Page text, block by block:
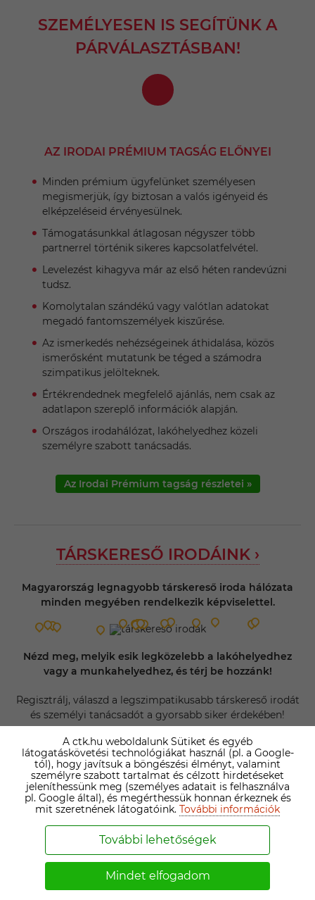
SZEMÉLYESEN IS SEGÍTÜNK A
PÁRVÁLASZTÁSBAN!
AZ IRODAI PRÉMIUM TAGSÁG ELŐNYEI
Minden prémium ügyfelünket személyesen
megismerjük, így biztosan a valós igényeid és
elképzeléseid érvényesülnek.
Támogatásunkkal átlagosan négyszer több
partnerrel történik sikeres kapcsolatfelvétel.
Levelezést kihagyva már az első héten randevúzni
tudsz.
Komolytalan szándékú vagy valótlan adatokat
megadó fantomszemélyek kiszűrése.
Az ismerkedés nehézségeinek áthidalása, közös
ismerősként mutatunk be téged a számodra
szimpatikus jelölteknek.
Értékrendednek megfelelő ajánlás, nem csak az
adatlapon szereplő információk alapján.
Országos irodahálózat, lakóhelyedhez közeli
személyre szabott tanácsadás.
Az Irodai Prémium tagság részletei »
TÁRSKERESŐ IRODÁINK ›
Magyarország legnagyobb társkereső iroda hálózata
minden megyében rendelkezik képviselettel.
Nézd meg, melyik esik legközelebb a lakóhelyedhez
vagy a munkahelyedhez, és térj be hozzánk!
Regisztrálj, válaszd a legszimpatikusabb társkereső irodát
és személyi tanácsadót a gyorsabb siker érdekében!
Kattints ide! ›
TEMATIKUS TÁRSKERESŐK
Keresztény társkereső
Diplomás társkereső
A ctk.hu weboldalunk Sütiket és egyéb
látogatáskövetési technológiákat használ (pl. a Google-
tól), hogy javítsuk a böngészési élményt, valamint
személyre szabott tartalmat és célzott hirdetéseket
jeleníthessünk meg (személyes adatait is felhasználva
pl. Google által), és megérthessük honnan érkeznek és
mit szeretnének látogatóink. További információk
További lehetőségek
Mindet elfogadom